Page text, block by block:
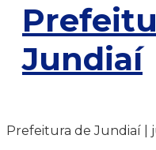
Jundiaí
Prefeitura de Jundiaí |